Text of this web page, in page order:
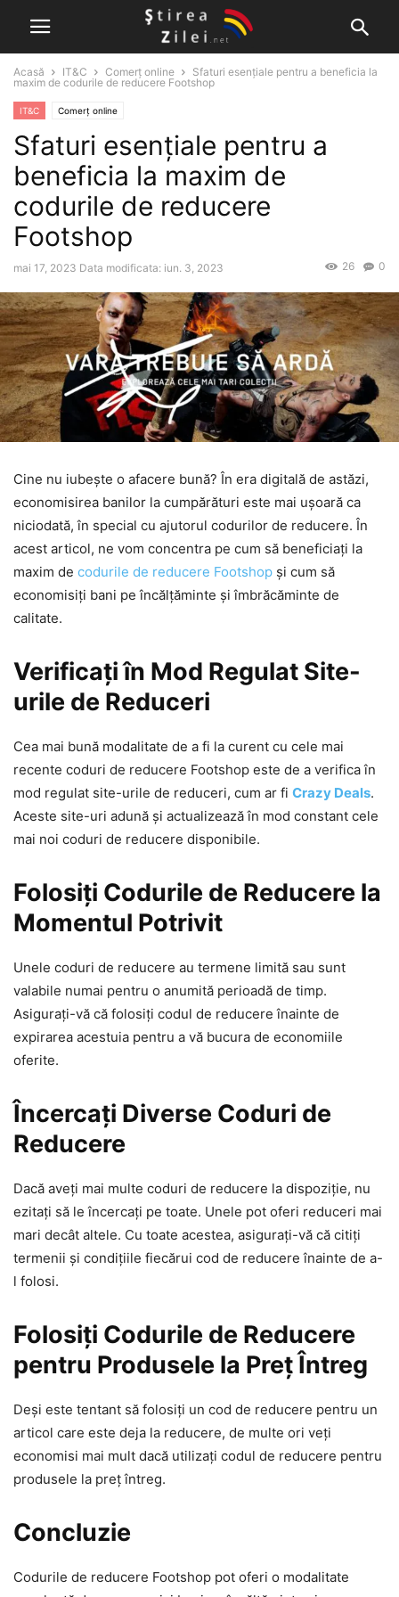
Acasă IT&C Comerț online
Sfaturi esențiale pentru a beneficia la
maxim de codurile de reducere Footshop
IT&C Comerț online
Sfaturi esențiale pentru a
beneficia la maxim de
codurile de reducere
Footshop
mai 17, 2023 Data modificata: iun. 3, 2023 0
26
Cine nu iubește o afacere bună? În era digitală de astăzi,
economisirea banilor la cumpărături este mai ușoară ca
niciodată, în special cu ajutorul codurilor de reducere. În
acest articol, ne vom concentra pe cum să beneficiați la
maxim de codurile de reducere Footshop și cum să
economisiți bani pe încălțăminte și îmbrăcăminte de
calitate.
Verificați în Mod Regulat Site-
urile de Reduceri
Cea mai bună modalitate de a fi la curent cu cele mai
recente coduri de reducere Footshop este de a verifica în
mod regulat site-urile de reduceri, cum ar fi Crazy Deals.
Aceste site-uri adună și actualizează în mod constant cele
mai noi coduri de reducere disponibile.
Folosiți Codurile de Reducere la
Momentul Potrivit
Unele coduri de reducere au termene limită sau sunt
valabile numai pentru o anumită perioadă de timp.
Asigurați-vă că folosiți codul de reducere înainte de
expirarea acestuia pentru a vă bucura de economiile
oferite.
Încercați Diverse Coduri de
Reducere
Dacă aveți mai multe coduri de reducere la dispoziție, nu
ezitați să le încercați pe toate. Unele pot oferi reduceri mai
mari decât altele. Cu toate acestea, asigurați-vă că citiți
termenii și condițiile fiecărui cod de reducere înainte de a-
l folosi.
Folosiți Codurile de Reducere
pentru Produsele la Preț Întreg
Deși este tentant să folosiți un cod de reducere pentru un
articol care este deja la reducere, de multe ori veți
economisi mai mult dacă utilizați codul de reducere pentru
produsele la preț întreg.
Concluzie
Codurile de reducere Footshop pot oferi o modalitate